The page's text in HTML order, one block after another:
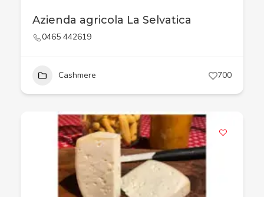
Azienda agricola La Selvatica
0465 442619
Cashmere 700